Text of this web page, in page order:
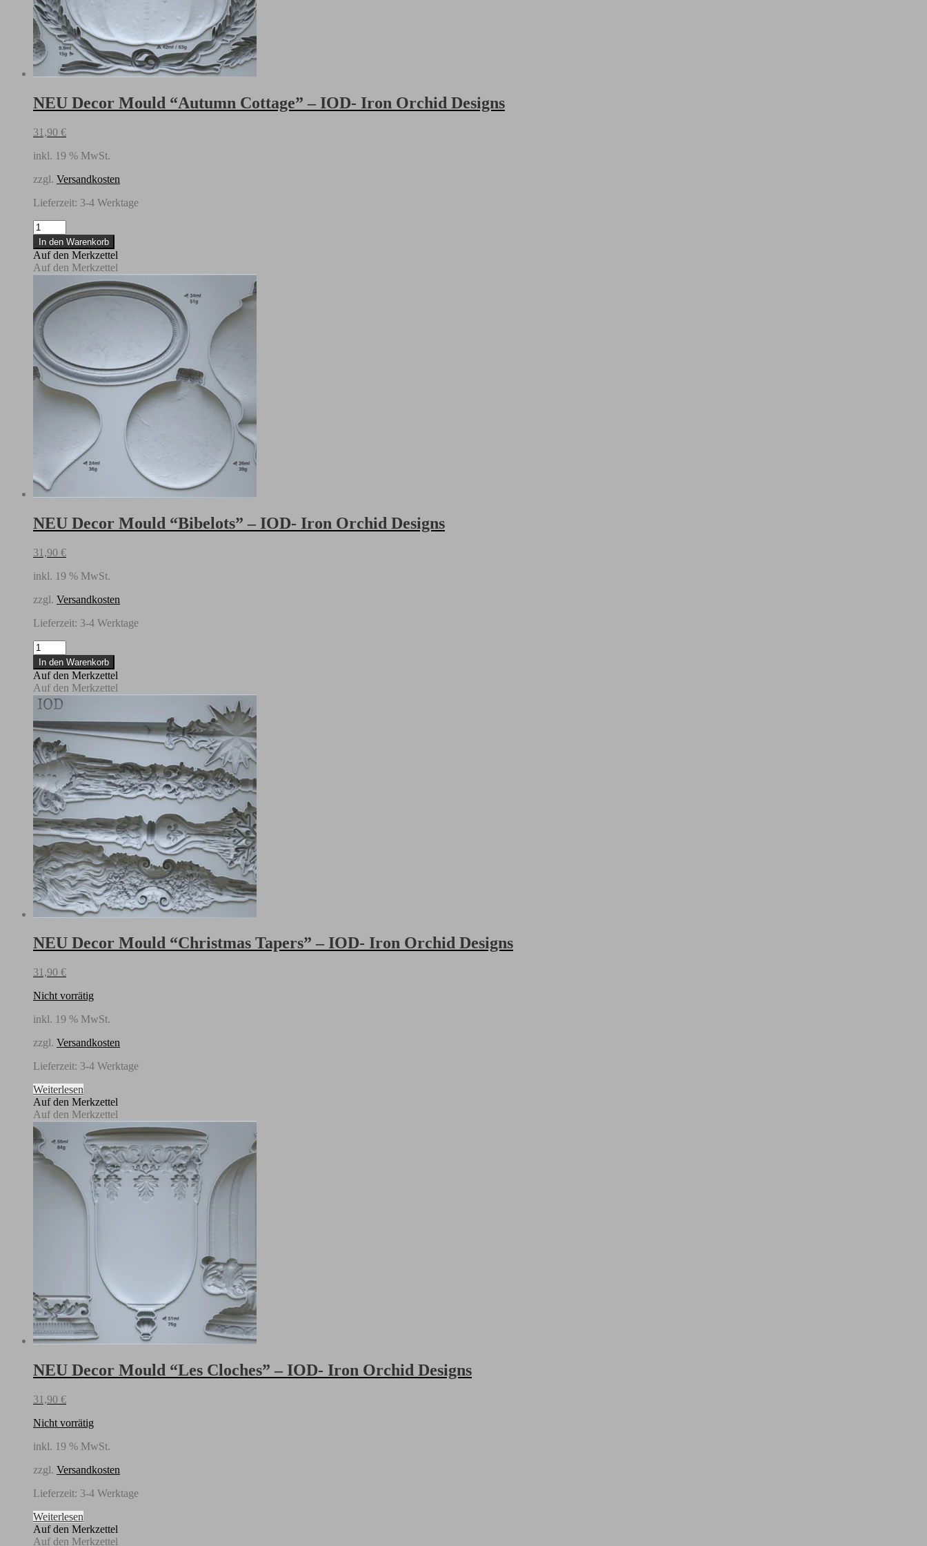
NEU Decor Mould “Autumn Cottage” – IOD- Iron Orchid Designs
31,90 €
inkl. 19 % MwSt.
zzgl. Versandkosten
Lieferzeit: 3-4 Werktage
NEU
Decor
Mould
"Autumn
Cottage"
IOD-
Iron
Orchid
Designs
Menge
In den Warenkorb
Auf den Merkzettel
Auf den Merkzettel
NEU Decor Mould “Bibelots” – IOD- Iron Orchid Designs
31,90 €
inkl. 19 % MwSt.
zzgl. Versandkosten
Lieferzeit: 3-4 Werktage
NEU
Decor
Mould
"Bibelots"
-
IOD-
Iron
Orchid
Designs
Menge
In den Warenkorb
Auf den Merkzettel
Auf den Merkzettel
NEU Decor Mould “Christmas Tapers” – IOD- Iron Orchid Designs
31,90 €
Nicht vorrätig
inkl. 19 % MwSt.
zzgl. Versandkosten
Lieferzeit: 3-4 Werktage
Weiterlesen
Auf den Merkzettel
Auf den Merkzettel
NEU Decor Mould “Les Cloches” – IOD- Iron Orchid Designs
31,90 €
Nicht vorrätig
inkl. 19 % MwSt.
zzgl. Versandkosten
Lieferzeit: 3-4 Werktage
Weiterlesen
Auf den Merkzettel
Auf den Merkzettel